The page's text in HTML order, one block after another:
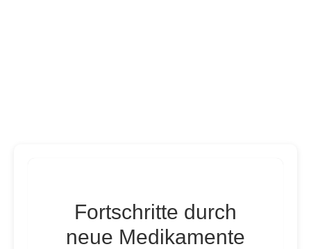
Fortschritte durch
neue Medikamente